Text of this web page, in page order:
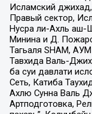
Исламский
Правый сектор,
Нусра ли-Ахль аш-
Минина и Д.
Тагьаля SHAM,
Тавхида Валь-
ба суи давлати
Сеть, Катиба
Ахлю Сунна Валь
Артподготовка,